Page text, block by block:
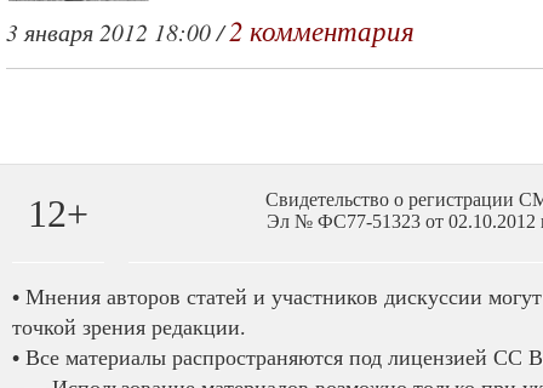
3 января 2012 18:00 /2 комментария
12+
Свидетельство о регистрации
Эл № ФС77-51323 от 02.10.2012
• Мнения авторов статей и участников дискуссии
точкой зрения редакции.
• Все материалы распространяются под лицензией CC